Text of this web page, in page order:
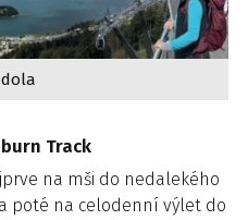
Track
na mši do nedalekého
a poté na celodenní výlet do